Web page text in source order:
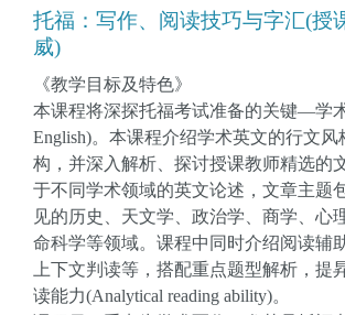
托福：写作、阅读技巧与字汇(授
威)
《教学目标及特色》
本课程将深探托福考试准备的关键—学
English)。本课程介绍学术英文的行文风
构，并深入解析、探讨授课教师精选的
于不同学术领域的英文论述，文章主题
见的历史、天文学、政治学、商学、心
命科学等领域。课程中同时介绍阅读辅
上下文判读等，搭配重点题型解析，提
读能力(Analytical reading ability)。